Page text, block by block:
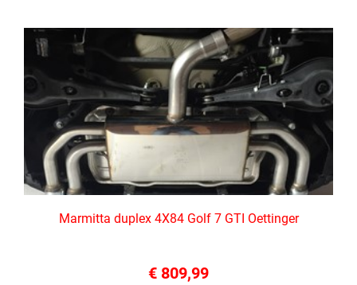
Marmitta duplex 4X84 Golf 7 GTI Oettinger
€ 809,99